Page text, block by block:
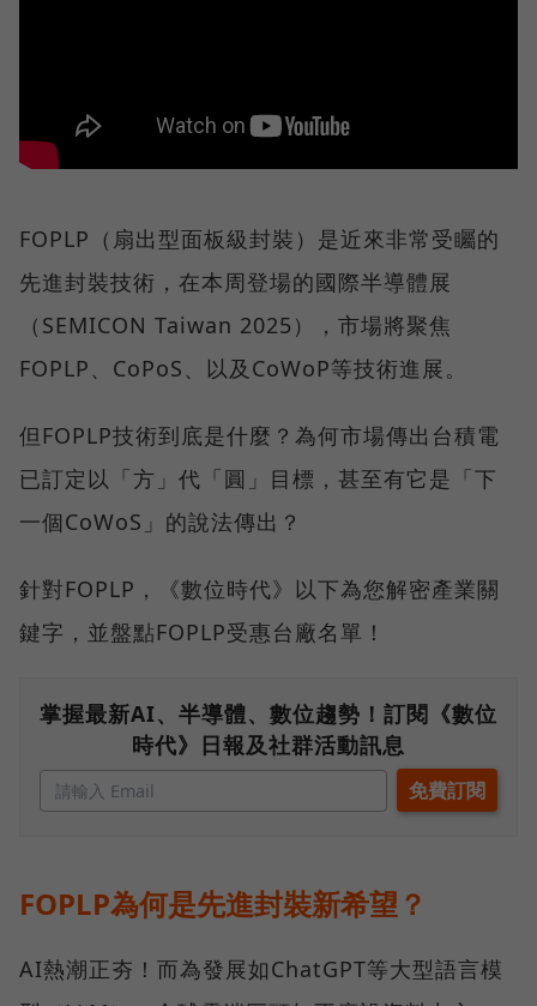
FOPLP（扇出型面板級封裝）是近來非常受矚的
先進封裝技術，在本周登場的國際半導體展
（SEMICON Taiwan 2025），市場將聚焦
FOPLP、CoPoS、以及CoWoP等技術進展。
但FOPLP技術到底是什麼？為何市場傳出台積電
已訂定以「方」代「圓」目標，甚至有它是「下
一個CoWoS」的說法傳出？
針對FOPLP，《數位時代》以下為您解密產業關
鍵字，並盤點FOPLP受惠台廠名單！
掌握最新AI、半導體、數位趨勢！訂閱《數位
時代》日報及社群活動訊息
FOPLP為何是先進封裝新希望？
AI熱潮正夯！而為發展如ChatGPT等大型語言模